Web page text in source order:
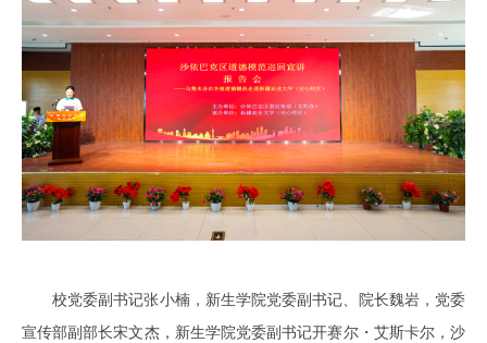
校党委副书记张小楠，新生学院党委副书记、院长魏岩，党委
宣传部副部长宋文杰，新生学院党委副书记开赛尔・艾斯卡尔，沙